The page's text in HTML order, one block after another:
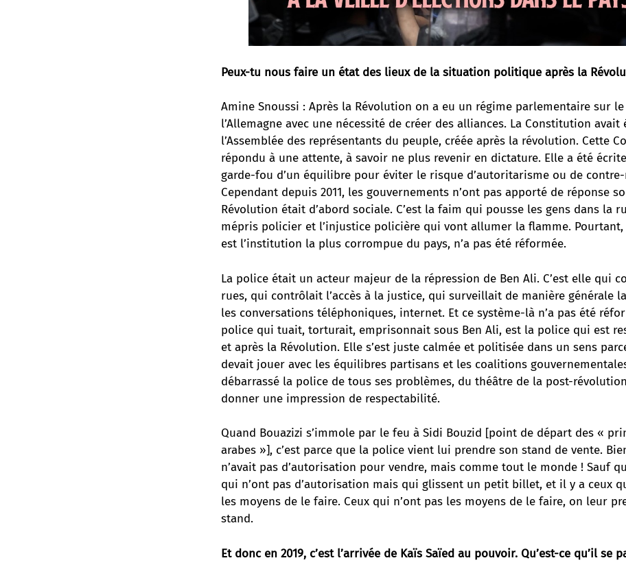
Peux-tu nous faire un état des lieux de la situation politique après la
Amine Snoussi : Après la Révolution on a eu un régime parlementaire sur
l’Allemagne avec une nécessité de créer des alliances. La Constitution
l’Assemblée des représentants du peuple, créée après la révolution. Cette
répondu à une attente, à savoir ne plus revenir en dictature. Elle a été
garde-fou d’un équilibre pour éviter le risque d’autoritarisme ou de
Cependant depuis 2011, les gouvernements n’ont pas apporté de réponse
Révolution était d’abord sociale. C’est la faim qui pousse les gens dans la
mépris policier et l’injustice policière qui vont allumer la flamme.
est l’institution la plus corrompue du pays, n’a pas été réformée.
La police était un acteur majeur de la répression de Ben Ali. C’est elle qui
rues, qui contrôlait l’accès à la justice, qui surveillait de manière générale
les conversations téléphoniques, internet. Et ce système-là n’a pas été
police qui tuait, torturait, emprisonnait sous Ben Ali, est la police qui est
et après la Révolution. Elle s’est juste calmée et politisée dans un sens
devait jouer avec les équilibres partisans et les coalitions
débarrassé la police de tous ses problèmes, du théâtre de la post-
donner une impression de respectabilité.
Quand Bouazizi s’immole par le feu à Sidi Bouzid [point de départ des «
arabes »], c’est parce que la police vient lui prendre son stand de vente.
n’avait pas d’autorisation pour vendre, mais comme tout le monde ! Sauf
qui n’ont pas d’autorisation mais qui glissent un petit billet, et il y a ceux
les moyens de le faire. Ceux qui n’ont pas les moyens de le faire, on leur
stand.
Et donc en 2019, c’est l’arrivée de Kaïs Saïed au pouvoir. Qu’est-ce qu’il se